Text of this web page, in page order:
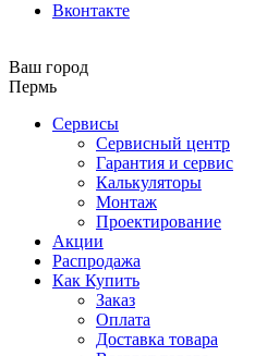
Вконтакте
Ваш город
Пермь
Сервисы
Сервисный центр
Гарантия и сервис
Калькуляторы
Монтаж
Проектирование
Акции
Распродажа
Как Купить
Заказ
Оплата
Доставка товара